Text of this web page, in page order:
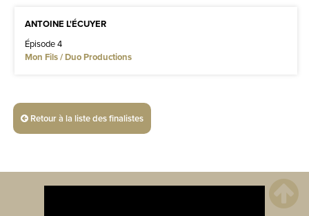
ANTOINE L'ÉCUYER
Épisode 4
Mon Fils / Duo Productions
Retour à la liste des finalistes